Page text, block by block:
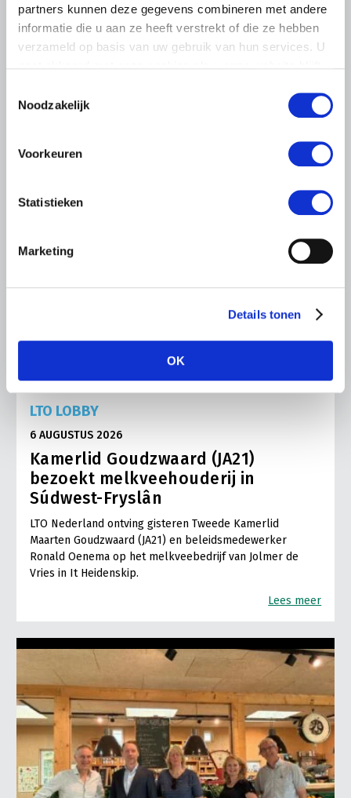
partners kunnen deze gegevens combineren met andere
informatie die u aan ze heeft verstrekt of die ze hebben
verzameld op basis van uw gebruik van hun services. U
Noodzakelijk
Voorkeuren
Statistieken
Marketing
Details tonen
OK
pluimveehouders
ZLTO, LLTB, LTO Noord en LTO Nederland roepen hun
Lees meer
LTO LOBBY
6 AUGUSTUS 2026
Kamerlid Goudzwaard (JA21)
bezoekt melkveehouderij in
Súdwest-Fryslân
LTO Nederland ontving gisteren Tweede Kamerlid
Maarten Goudzwaard (JA21) en beleidsmedewerker
Ronald Oenema op het melkveebedrijf van Jolmer de
Vries in It Heidenskip.
Lees meer